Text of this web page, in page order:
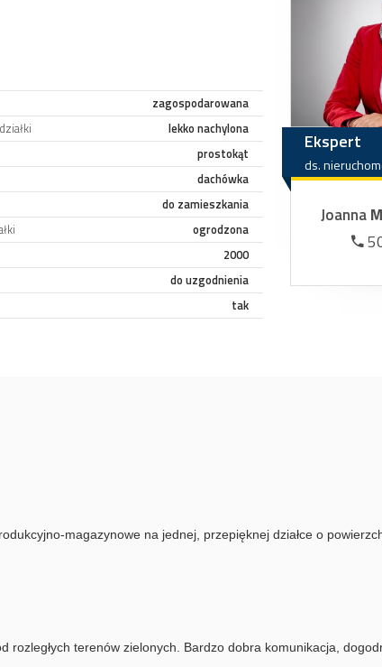
zagospodarowana
lekko nachylona
prostokąt
dachówka
do zamieszkania
ogrodzona
2000
do uzgodnienia
tak
Ekspert
ds.
Joanna
magazynowe na jednej, przepięknej działce o
terenów zielonych. Bardzo dobra komunikacja,